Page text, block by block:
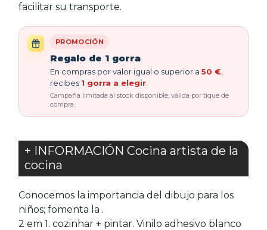
facilitar su transporte.
PROMOCIÓN
Regalo de 1 gorra
En compras por valor igual o superior a 50 €
recibes 1 gorra a elegir
Campaña limitada al stock disponible, válida por tique de
compra.
+ INFORMACIÓN Cocina artista de la
cocina
Conocemos la importancia del dibujo para los
niños; fomenta la .
2 em 1. cozinhar + pintar. Vinilo adhesivo blanco